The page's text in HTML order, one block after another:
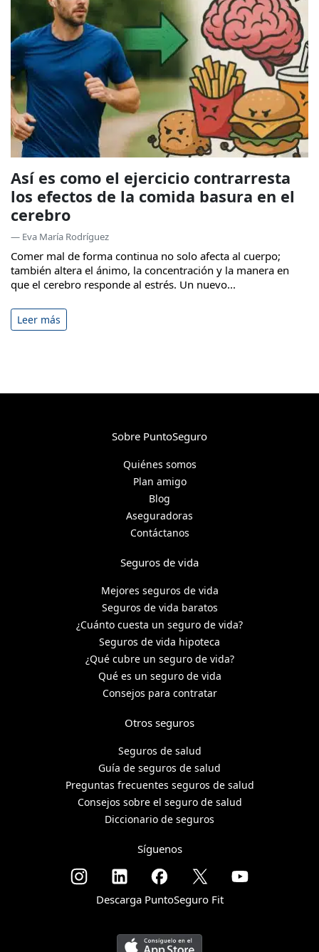
Así es como el ejercicio contrarresta
los efectos de la comida basura en el
cerebro
— Eva María Rodríguez
Comer mal de forma continua no solo afecta al cuerpo;
también altera el ánimo, la concentración y la manera en
que el cerebro responde al estrés. Un nuevo...
Leer más
Sobre PuntoSeguro
Quiénes somos
Plan amigo
Blog
Aseguradoras
Contáctanos
Seguros de vida
Mejores seguros de vida
Seguros de vida baratos
¿Cuánto cuesta un seguro de vida?
Seguros de vida hipoteca
¿Qué cubre un seguro de vida?
Qué es un seguro de vida
Consejos para contratar
Otros seguros
Seguros de salud
Guía de seguros de salud
Preguntas frecuentes seguros de salud
Consejos sobre el seguro de salud
Diccionario de seguros
Síguenos
Descarga PuntoSeguro Fit